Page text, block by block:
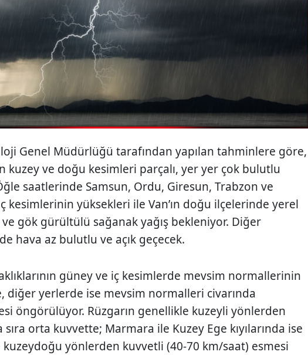
Genel Müdürlüğü tarafından yapılan tahminlere göre,
kuzey ve doğu kesimleri parçalı, yer yer çok bulutlu
saatlerinde Samsun, Ordu, Giresun, Trabzon ve
kesimlerinin yüksekleri ile Van’ın doğu ilçelerinde yerel
gök gürültülü sağanak yağış bekleniyor. Diğer
hava az bulutlu ve açık geçecek.
güney ve iç kesimlerde mevsim normallerinin
diğer yerlerde ise mevsim normalleri civarında
öngörülüyor. Rüzgarın genellikle kuzeyli yönlerden
orta kuvvette; Marmara ile Kuzey Ege kıyılarında ise
kuzeydoğu yönlerden kuvvetli (40-70 km/saat) esmesi